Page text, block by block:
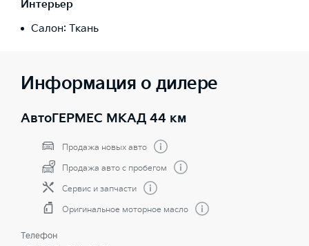
Интерьер
Салон: Ткань
Информация о дилере
АвтоГЕРМЕС МКАД 44 км
Продажа новых авто
Продажа авто с пробегом
Сервис и запчасти
Оригинальное моторное масло
Телефон